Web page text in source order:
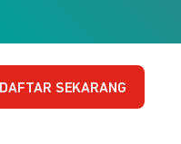
DAFTAR SEKARANG